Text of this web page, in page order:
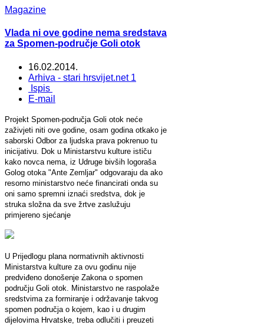
Magazine
Vlada ni ove godine nema sredstava
za Spomen-područje Goli otok
16.02.2014.
Arhiva - stari hrsvijet.net 1
Ispis
E-mail
Projekt Spomen-područja Goli otok neće
zaživjeti niti ove godine, osam godina otkako je
saborski Odbor za ljudska prava pokrenuo tu
inicijativu. Dok u Ministarstvu kulture ističu
kako novca nema, iz Udruge bivših logoraša
Golog otoka "Ante Zemljar" odgovaraju da ako
resorno ministarstvo neće financirati onda su
oni samo spremni iznaći sredstva, dok je
struka složna da sve žrtve zaslužuju
primjereno sjećanje
U Prijedlogu plana normativnih aktivnosti
Ministarstva kulture za ovu godinu nije
predviđeno donošenje Zakona o spomen
području Goli otok. Ministarstvo ne raspolaže
sredstvima za formiranje i održavanje takvog
spomen područja o kojem, kao i u drugim
dijelovima Hrvatske, treba odlučiti i preuzeti